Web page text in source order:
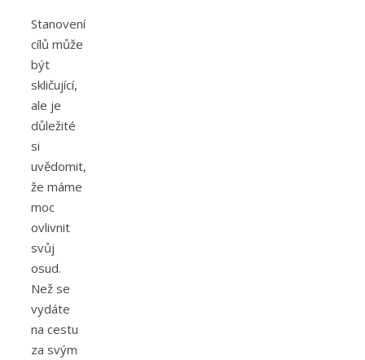
Stanovení
cílů může
být
skličující,
ale je
důležité
si
uvědomit,
že máme
moc
ovlivnit
svůj
osud.
Než se
vydáte
na cestu
za svým